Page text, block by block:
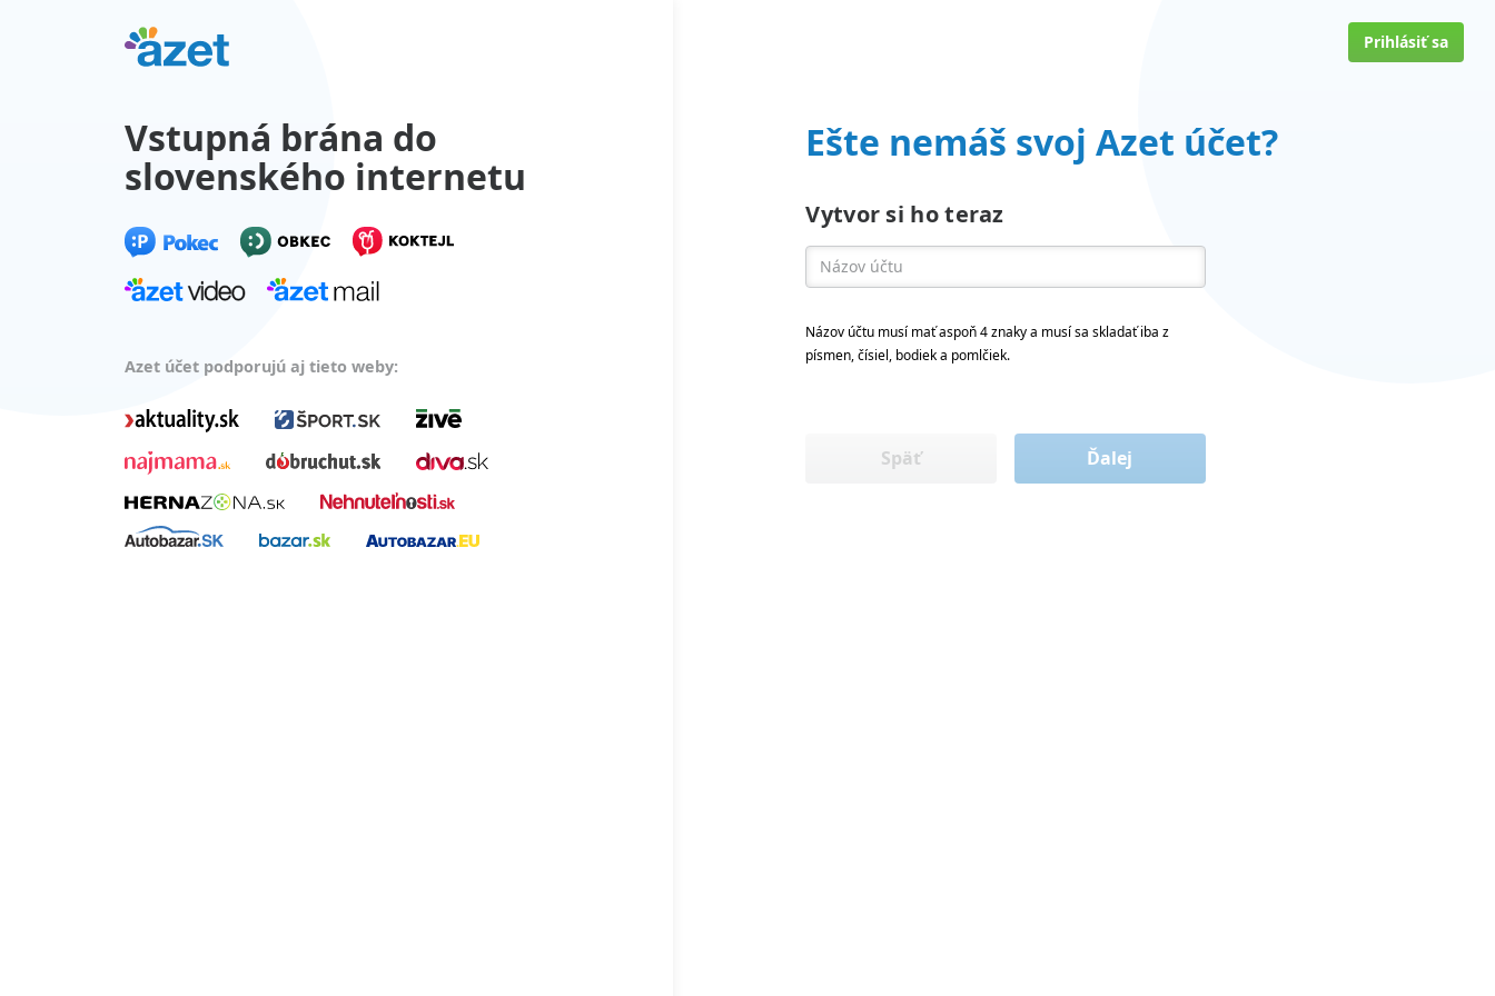
Prihlásiť sa
Vstupná brána do
slovenského internetu
Azet účet podporujú aj tieto weby:
Ešte nemáš svoj Azet účet?
Vytvor si ho teraz
Názov účtu musí mať aspoň 4 znaky a musí sa skladať iba z
písmen, čísiel, bodiek a pomlčiek.